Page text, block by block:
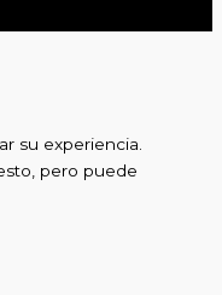
su experiencia.
pero puede